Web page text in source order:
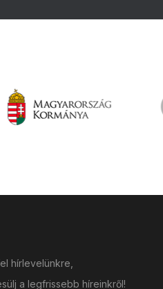
hírlevelünkre,
a legfrissebb híreinkről!